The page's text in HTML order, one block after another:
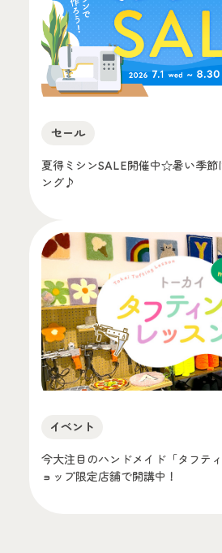
セール
夏得ミシンSALE開催中☆暑い季節
ング♪
イベント
今大注目のハンドメイド「タフテ
ョップ限定店舗で開講中！